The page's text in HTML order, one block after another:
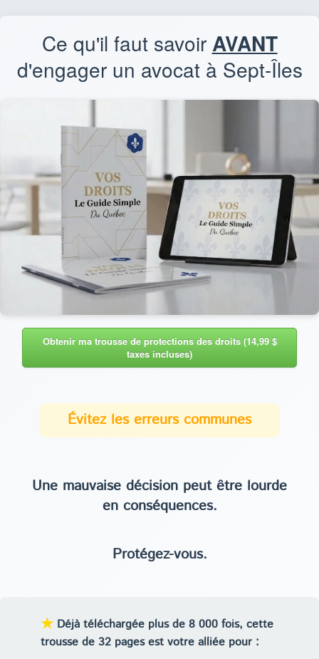
Ce qu'il faut savoir AVANT
d'engager un avocat à Sept-Îles
Obtenir ma trousse de protections des droits (14,99 $
taxes incluses)
Évitez les erreurs communes
Une mauvaise décision peut être lourde
en conséquences.
Protégez-vous.
★ Déjà téléchargée plus de 8 000 fois, cette
trousse de 32 pages est votre alliée pour :